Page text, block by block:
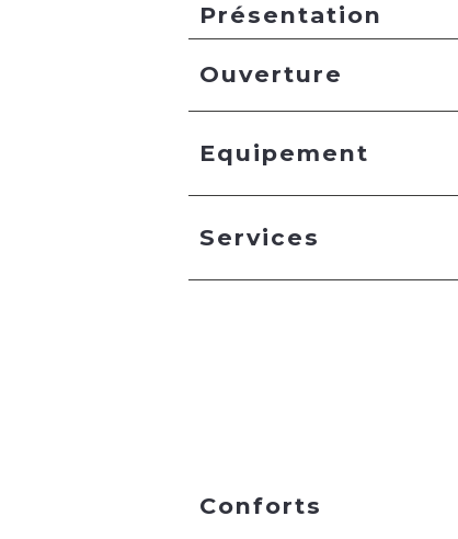
Présentation
Ouverture
Equipement
Services
Conforts